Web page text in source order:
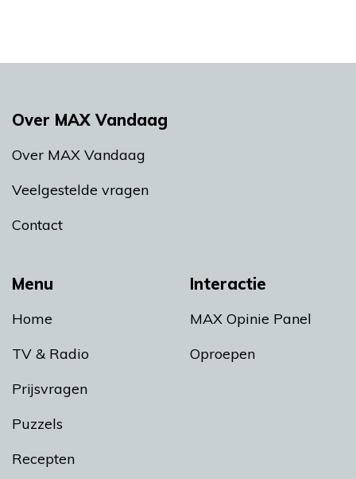
Menu
Home
TV & Radio
Prijsvragen
Puzzels
Recepten
Interactie
MAX Opinie Panel
Oproepen
Over MAX Vandaag
Over MAX Vandaag
Veelgestelde vragen
Contact